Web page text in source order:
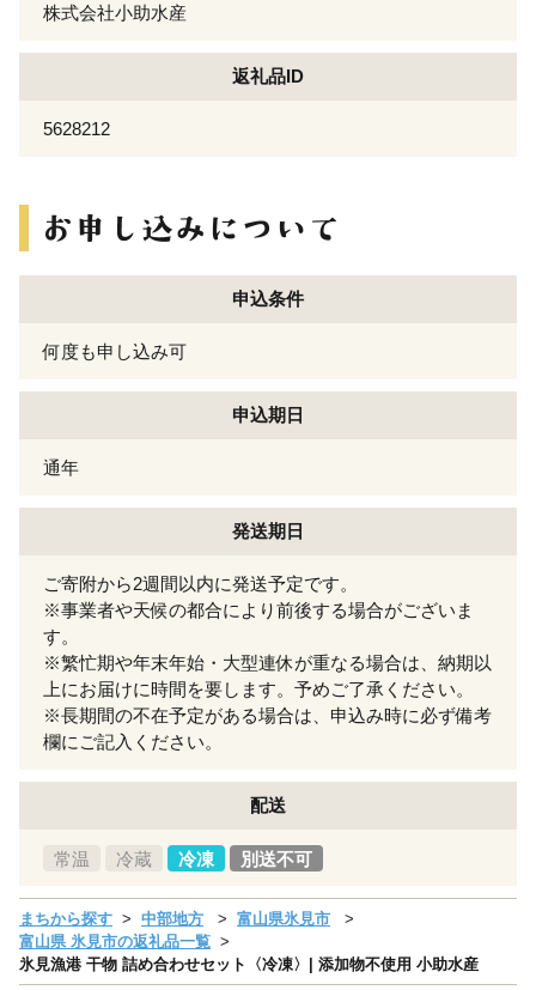
株式会社小助水産
返礼品ID
5628212
申込条件
何度も申し込み可
申込期日
通年
発送期日
ご寄附から2週間以内に発送予定です。
※事業者や天候の都合により前後する場合がございま
す。
※繁忙期や年末年始・大型連休が重なる場合は、納期以
上にお届けに時間を要します。予めご了承ください。
※長期間の不在予定がある場合は、申込み時に必ず備考
欄にご記入ください。
配送
常温 冷蔵 冷凍 別送不可
まちから探す 中部地方
富山県氷見市
富山県 氷見市の返礼品一覧
氷見漁港 干物 詰め合わせセット〈冷凍〉| 添加物不使用 小助水産